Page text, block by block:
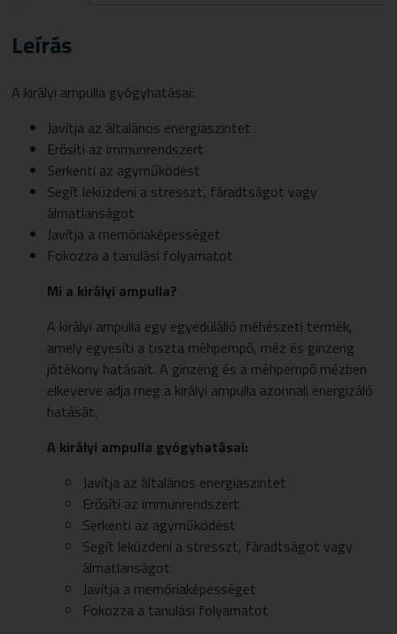
Leírás
A királyi ampulla gyógyhatásai:
Javítja az általános energiaszintet
Erősíti az immunrendszert
Serkenti az agyműködést
Segít leküzdeni a stresszt, fáradtságot vagy
álmatlanságot
Javítja a memóriaképességet
Fokozza a tanulási folyamatot
Mi a királyi ampulla?
A királyi ampulla egy egyedülálló méhészeti termék,
amely egyesíti a tiszta méhpempő, méz és ginzeng
jótékony hatásait. A ginzeng és a méhpempő mézben
elkeverve adja meg a királyi ampulla azonnali energizáló
hatását.
A királyi ampulla gyógyhatásai:
Javítja az általános energiaszintet
Erősíti az immunrendszert
Serkenti az agyműködést
Segít leküzdeni a stresszt, fáradtságot vagy
álmatlanságot
Javítja a memóriaképességet
Fokozza a tanulási folyamatot